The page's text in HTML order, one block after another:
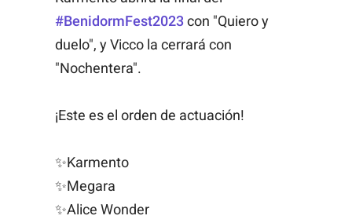
#BenidormFest2023con "Quiero y
duelo", y Vicco la cerrará con
"Nochentera".
¡Este es el orden de actuación!
✨Karmento
✨Megara
✨Alice Wonder